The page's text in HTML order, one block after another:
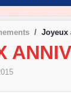
Joyeux